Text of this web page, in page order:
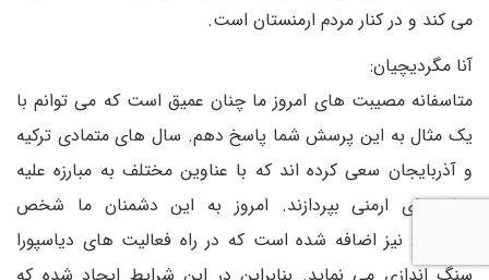
می کند و در کنار مردم ارمنستان است.
آنا مگردیچیان:
متاسفانه مصیبت های امروز ما چنان عمیق است که می توانم با
یک مثال به این پرسش شما پاسخ دهم. سال های متمادی ترکیه
و آذربایجان سعی کرده اند که با عناوین مختلف به مبارزه علیه
دیاسپورای ارمنی بپردازند. امروز به این دشمنان ما شخص
پاشینیان نیز اضافه شده است که در راه فعالیت های دیاسپورا